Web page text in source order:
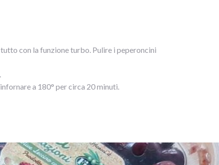
con la funzione turbo. Pulire i peperoncini
a 180° per circa 20 minuti.